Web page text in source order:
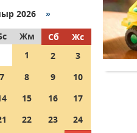
рубежом?
Қазақстан
дауыс
2026 »
Жм Сб
Жс
1
2
3
7 8 9
10
15 16
17
22 23
24